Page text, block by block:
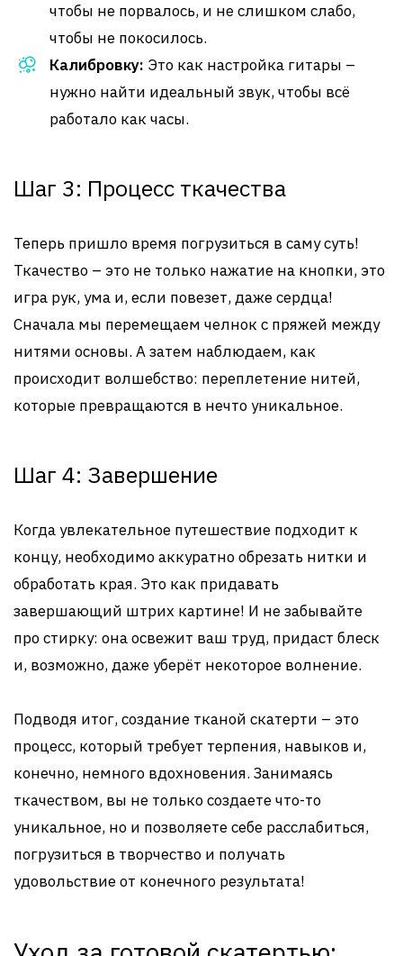
чтобы не порвалось, и не слишком слабо,
чтобы не покосилось.
Калибровку: Это как настройка гитары –
нужно найти идеальный звук, чтобы всё
работало как часы.
Шаг 3: Процесс ткачества
Теперь пришло время погрузиться в саму суть!
Ткачество – это не только нажатие на кнопки, это
игра рук, ума и, если повезет, даже сердца!
Сначала мы перемещаем челнок с пряжей между
нитями основы. А затем наблюдаем, как
происходит волшебство: переплетение нитей,
которые превращаются в нечто уникальное.
Шаг 4: Завершение
Когда увлекательное путешествие подходит к
концу, необходимо аккуратно обрезать нитки и
обработать края. Это как придавать
завершающий штрих картине! И не забывайте
про стирку: она освежит ваш труд, придаст блеск
и, возможно, даже уберёт некоторое волнение.
Подводя итог, создание тканой скатерти – это
процесс, который требует терпения, навыков и,
конечно, немного вдохновения. Занимаясь
ткачеством, вы не только создаете что-то
уникальное, но и позволяете себе расслабиться,
погрузиться в творчество и получать
удовольствие от конечного результата!